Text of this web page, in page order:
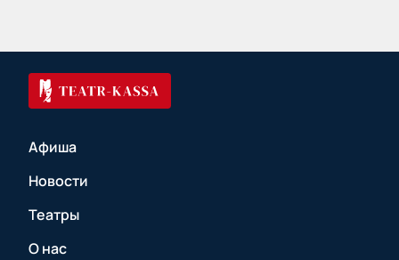
Афиша
Новости
Театры
О нас